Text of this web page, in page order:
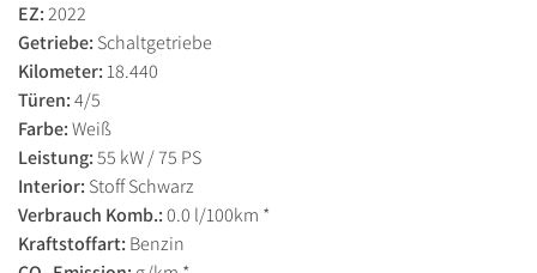
EZ:2022
Getriebe: Schaltgetriebe
Kilometer: 18.440
Türen:4/5
Farbe:Weiß
Leistung:55 kW / 75 PS
Interior: Stoff Schwarz
Verbrauch Komb.:0.0 l/100km *
Kraftstoffart: Benzin